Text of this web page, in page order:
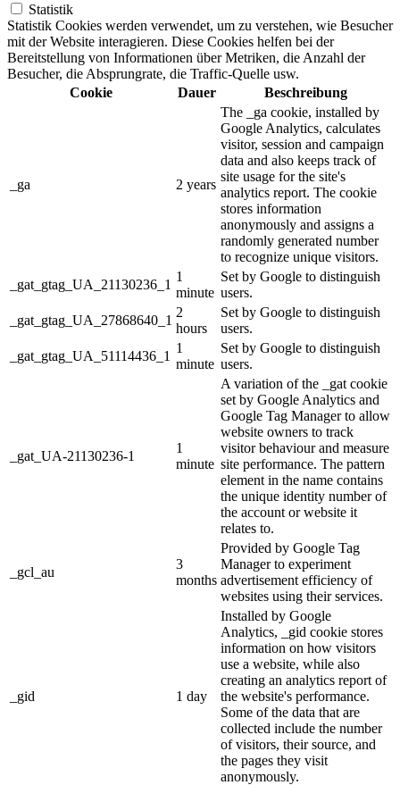
Statistik
Statistik Cookies werden verwendet, um zu verstehen, wie Besucher
mit der Website interagieren. Diese Cookies helfen bei der
Bereitstellung von Informationen über Metriken, die Anzahl der
Besucher, die Absprungrate, die Traffic-Quelle usw.
Cookie
Dauer Beschreibung
_ga 2 years
The _ga cookie, installed by
Google Analytics, calculates
visitor, session and campaign
data and also keeps track of
site usage for the site's
analytics report. The cookie
stores information
anonymously and assigns a
randomly generated number
to recognize unique visitors.
_gat_gtag_UA_21130236_1
1
minute
Set by Google to distinguish
users.
_gat_gtag_UA_27868640_1
2
hours
Set by Google to distinguish
users.
_gat_gtag_UA_51114436_1
1
minute
Set by Google to distinguish
users.
_gat_UA-21130236-1
1
minute
A variation of the _gat cookie
set by Google Analytics and
Google Tag Manager to allow
website owners to track
visitor behaviour and measure
site performance. The pattern
element in the name contains
the unique identity number of
the account or website it
relates to.
_gcl_au
3
months
Provided by Google Tag
Manager to experiment
advertisement efficiency of
websites using their services.
_gid 1 day
Installed by Google
Analytics, _gid cookie stores
information on how visitors
use a website, while also
creating an analytics report of
the website's performance.
Some of the data that are
collected include the number
of visitors, their source, and
the pages they visit
anonymously.